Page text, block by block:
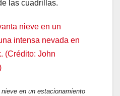
las cuadrillas.
en un estacionamiento